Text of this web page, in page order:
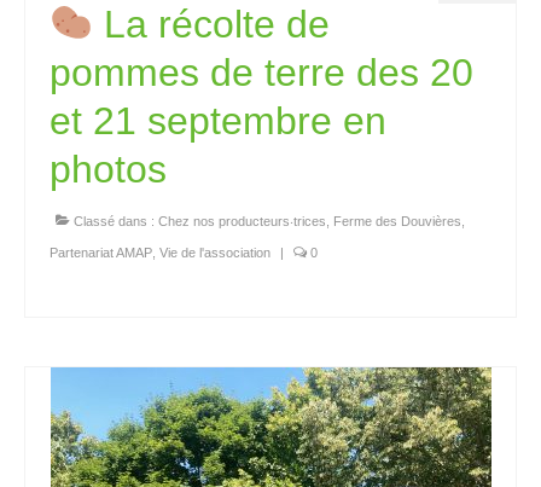
La récolte de
pommes de terre des 20
et 21 septembre en
photos
Classé dans : Chez nos producteurs‧trices Ferme des Douvières
Partenariat AMAP Vie de l'association 0